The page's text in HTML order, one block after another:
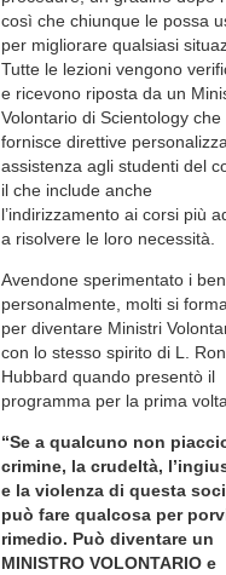
così che chiunque le possa
per migliorare qualsiasi
Tutte le lezioni vengono
e ricevono riposta da un
Volontario di Scientology che
fornisce direttive
assistenza agli studenti del
il che include anche
l’indirizzamento ai corsi più
a risolvere le loro necessità.
Avendone sperimentato i
personalmente, molti si
per diventare Ministri
con lo stesso spirito di L. Ron
Hubbard quando presentò il
programma per la prima
“Se a qualcuno non
crimine, la crudeltà,
e la violenza di questa
può fare qualcosa per
rimedio. Può diventare un
MINISTRO VOLONTARIO e